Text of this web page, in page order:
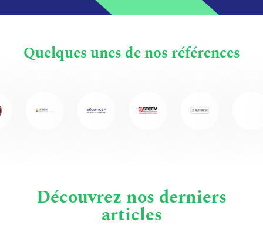
Quelques unes de nos références
Découvrez nos derniers
articles